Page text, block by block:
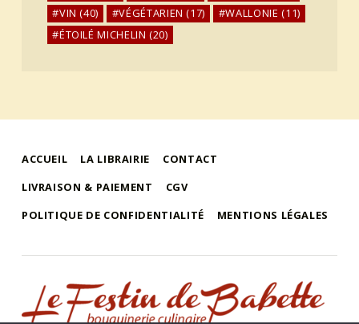
VIN (40) VÉGÉTARIEN (17) WALLONIE (11)
ÉTOILÉ MICHELIN (20)
ACCUEIL LA LIBRAIRIE
CONTACT
LIVRAISON & PAIEMENT
CGV
POLITIQUE DE CONFIDENTIALITÉ
MENTIONS LÉGALES
le festin de babette
"LE FESTIN DE BABETTE" – BOUQUINERIE GASTRONOMIQUE